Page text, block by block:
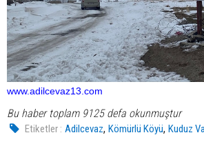
www.adilcevaz13.com
Bu haber toplam 9125 defa okunmuştur
Etiketler : Adilcevaz,Kömürlü Köyü,Kuduz